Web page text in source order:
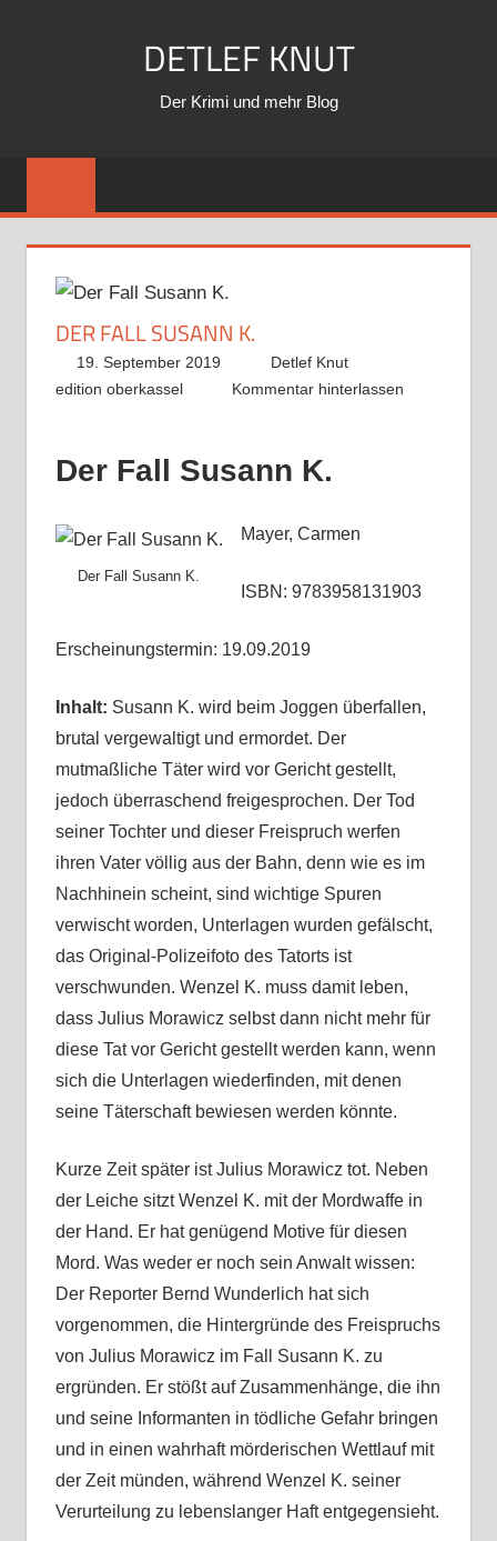
DETLEF KNUT
Der Krimi und mehr Blog
DER FALL SUSANN K.
19. September 2019
Detlef Knut
edition oberkassel
Kommentar hinterlassen
Der Fall Susann K.
Der Fall Susann K.
Mayer, Carmen
ISBN: 9783958131903
Erscheinungstermin: 19.09.2019
Inhalt: Susann K. wird beim Joggen überfallen,
brutal vergewaltigt und ermordet. Der
mutmaßliche Täter wird vor Gericht gestellt,
jedoch überraschend freigesprochen. Der Tod
seiner Tochter und dieser Freispruch werfen
ihren Vater völlig aus der Bahn, denn wie es im
Nachhinein scheint, sind wichtige Spuren
verwischt worden, Unterlagen wurden gefälscht,
das Original-Polizeifoto des Tatorts ist
verschwunden. Wenzel K. muss damit leben,
dass Julius Morawicz selbst dann nicht mehr für
diese Tat vor Gericht gestellt werden kann, wenn
sich die Unterlagen wiederfinden, mit denen
seine Täterschaft bewiesen werden könnte.
Kurze Zeit später ist Julius Morawicz tot. Neben
der Leiche sitzt Wenzel K. mit der Mordwaffe in
der Hand. Er hat genügend Motive für diesen
Mord. Was weder er noch sein Anwalt wissen:
Der Reporter Bernd Wunderlich hat sich
vorgenommen, die Hintergründe des Freispruchs
von Julius Morawicz im Fall Susann K. zu
ergründen. Er stößt auf Zusammenhänge, die ihn
und seine Informanten in tödliche Gefahr bringen
und in einen wahrhaft mörderischen Wettlauf mit
der Zeit münden, während Wenzel K. seiner
Verurteilung zu lebenslanger Haft entgegensieht.